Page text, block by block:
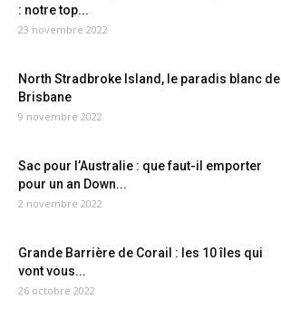
: notre top...
23 novembre 2022
North Stradbroke Island, le paradis blanc de
Brisbane
9 novembre 2022
Sac pour l’Australie : que faut-il emporter
pour un an Down...
2 novembre 2022
Grande Barrière de Corail : les 10 îles qui
vont vous...
26 octobre 2022